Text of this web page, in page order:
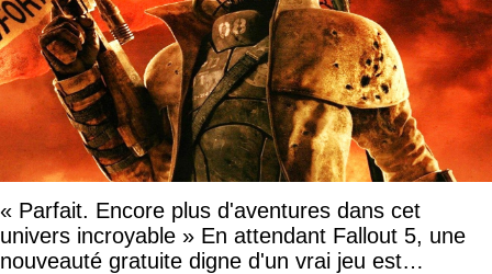
« Parfait. Encore plus d'aventures dans cet
univers incroyable » En attendant Fallout 5, une
nouveauté gratuite digne d'un vrai jeu est